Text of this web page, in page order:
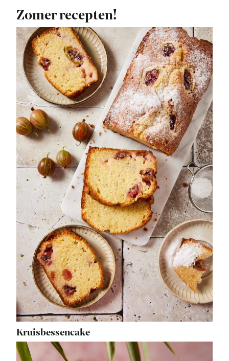
Zomer recepten!
Kruisbessencake